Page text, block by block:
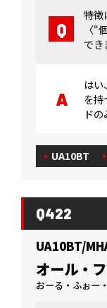
特徴
〈“
でき
はい
を
ドの
UA10BT
Q422
UA10BT/
オール・
おーる・ふぉー